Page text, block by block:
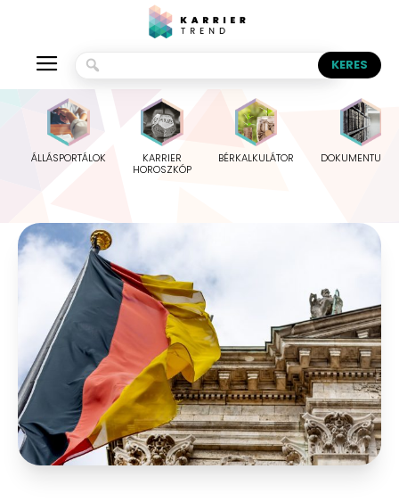
ÁLLÁSPORTÁLOK
KARRIER
HOROSZKÓP
BÉRKALKULÁTOR